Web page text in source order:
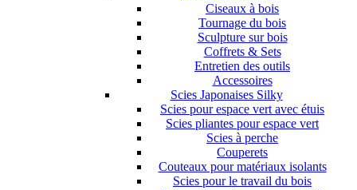
Ciseaux à bois
Tournage du bois
Sculpture sur bois
Coffrets & Sets
Entretien des outils
Accessoires
Scies Japonaises Silky
Scies pour espace vert avec étuis
Scies pliantes pour espace vert
Scies à perche
Couperets
Couteaux pour matériaux isolants
Scies pour le travail du bois